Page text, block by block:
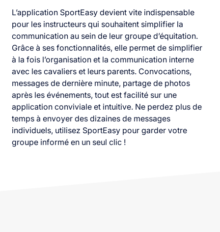
L’application SportEasy devient vite indispensable
pour les instructeurs qui souhaitent simplifier la
communication au sein de leur groupe d’équitation.
Grâce à ses fonctionnalités, elle permet de simplifier
à la fois l’organisation et la communication interne
avec les cavaliers et leurs parents. Convocations,
messages de dernière minute, partage de photos
après les événements, tout est facilité sur une
application conviviale et intuitive. Ne perdez plus de
temps à envoyer des dizaines de messages
individuels, utilisez SportEasy pour garder votre
groupe informé en un seul clic !